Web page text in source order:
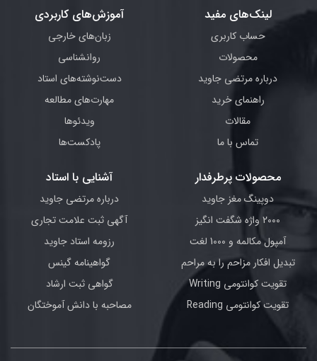
لینک‌های مفید
حساب کاربری
محصولات
درباره مرتضی جاوید
راهنمای خرید
مقالات
تماس با ما
آموزش‌های کاربردی
زبان‌های خارجی
روانشناسی
دست‌نوشته‌های استاد
مهارت‌های مطالعه
ویدئوها
پادکست‌ها
محصولات پرطرفدار
دوپینگ مغز جاوید
2000 واژه شگفت انگیز
آمپول مکالمه و 1000 لغت
تبدیل افکار مزاحم را به مراحم
تقویت کوانتومی Writing
تقویت کوانتومی Reading
آشنایی با استاد
درباره مرتضی جاوید
آگهی ثبت علامت تجاری
رزومه استاد جاوید
گواهینامه گینس
گواهی ثبت ارشاد
مصاحبه با دانش آموختگان